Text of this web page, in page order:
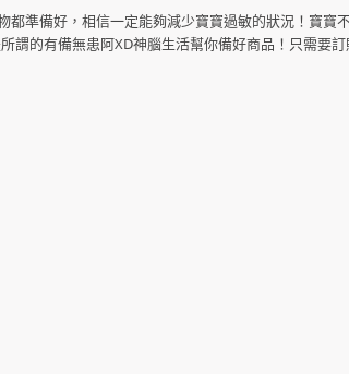
準備好，相信一定能夠減少寶寶過敏的狀況！寶寶
謂的有備無患阿XD神腦生活幫你備好商品！只需要